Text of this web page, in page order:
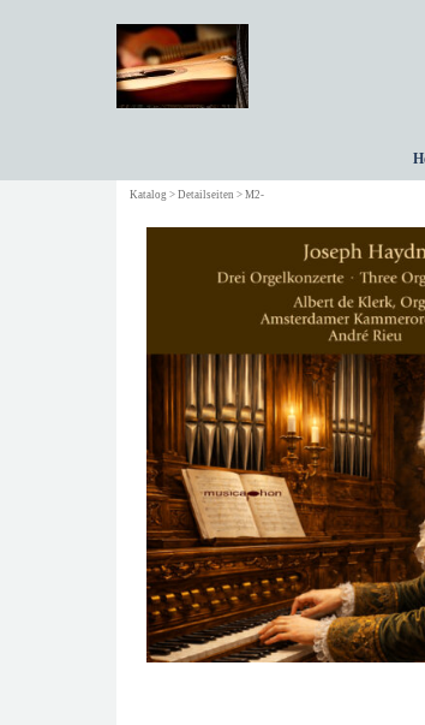
Katalog > Detailseiten > M2-